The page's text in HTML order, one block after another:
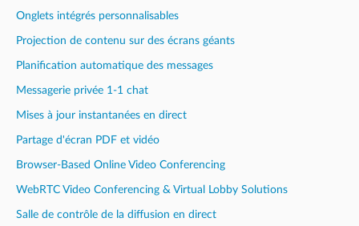
Onglets intégrés personnalisables
Projection de contenu sur des écrans géants
Planification automatique des messages
Messagerie privée 1-1 chat
Mises à jour instantanées en direct
Partage d'écran PDF et vidéo
Browser-Based Online Video Conferencing
WebRTC Video Conferencing & Virtual Lobby Solutions
Salle de contrôle de la diffusion en direct